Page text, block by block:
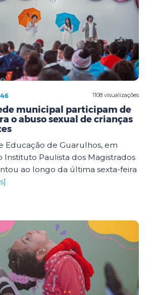
1108 visualizações
municipal participam de
o abuso sexual de crianças
Educação de Guarulhos, em
Instituto Paulista dos Magistrados
ao longo da última sexta-feira